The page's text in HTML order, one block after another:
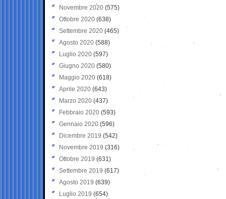
Novembre 2020 (575)
Ottobre 2020 (638)
Settembre 2020(465)
Agosto 2020 (588)
Luglio 2020 (597)
Giugno 2020 (580)
Maggio 2020 (618)
Aprile 2020 (643)
Marzo 2020 (437)
Febbraio 2020 (593)
Gennaio 2020 (596)
Dicembre 2019 (542)
Novembre 2019 (316)
Ottobre 2019 (631)
Settembre 2019 (617)
Agosto 2019 (639)
Luglio 2019 (654)